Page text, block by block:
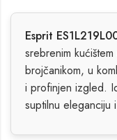
Esprit
srebrenim
brojčanikom, u
i profinjen izgled.
suptilnu eleganciju